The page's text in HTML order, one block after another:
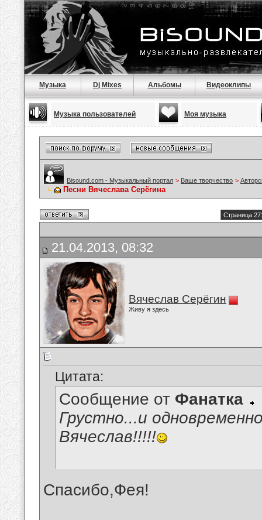
Музыка Dj Mixes Альбомы Видеоклипы
Музыка пользователей Моя музыка
Bisound.com - Музыкальный портал > Ваше творчество >
Песни Вячеслава Серёгина
Страница
21.04.2013, 08:32
Вячеслав Серёгин
Живу я здесь
Цитата:
Сообщение от Фанатка
Грустно...и
Вячеслав!!!!!
Спасибо,Фея!